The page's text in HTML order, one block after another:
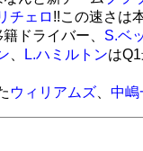
チェロ !!この速さは
ドライバー、 S.ベ
L.ハミルトンは
ウィリアムズ 中嶋